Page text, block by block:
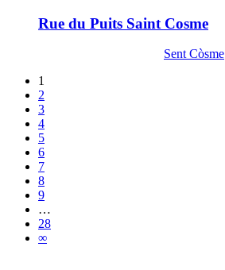
Rue du Puits Saint Cosme
Sent Còsme
1
2
3
4
5
6
7
8
9
…
28
∞